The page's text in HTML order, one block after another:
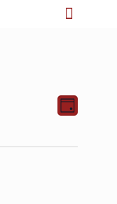
Ansichten-
Navigation
Ansichten-
Tag